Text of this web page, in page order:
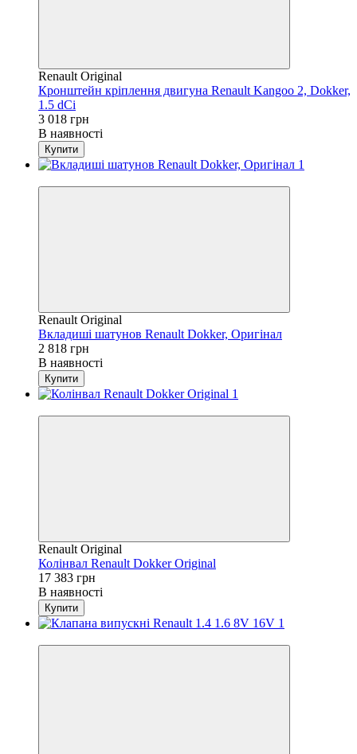
Renault Original
Кронштейн кріплення двигуна Renault Kangoo 2, Dokker,
1.5 dCi
3 018 грн
В наявності
Купити
Renault Original
Вкладиші шатунов Renault Dokker, Оригінал
2 818 грн
В наявності
Купити
Renault Original
Колінвал Renault Dokker Original
17 383 грн
В наявності
Купити